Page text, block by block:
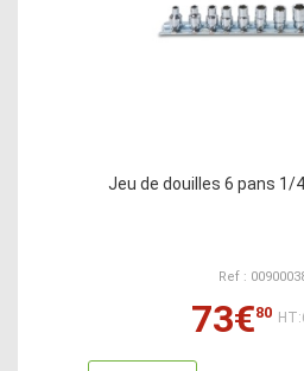
Jeu de douilles 6 pans 1/
Ref :
73€80